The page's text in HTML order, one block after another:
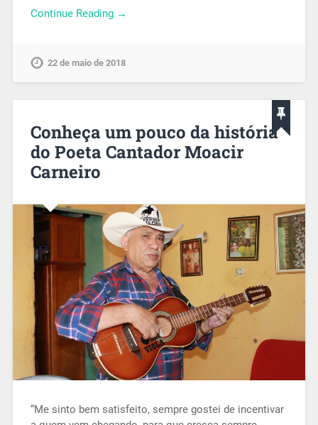
Continue Reading →
22 de maio de 2018
Conheça um pouco da história
do Poeta Cantador Moacir
Carneiro
“Me sinto bem satisfeito, sempre gostei de incentivar